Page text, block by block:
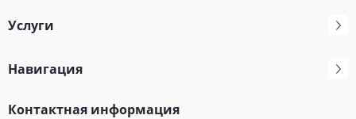
Услуги
Навигация
Контактная информация